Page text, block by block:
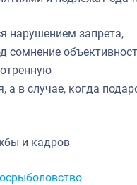
нарушением запрета,
сомнение
а в случае, когда
и кадров